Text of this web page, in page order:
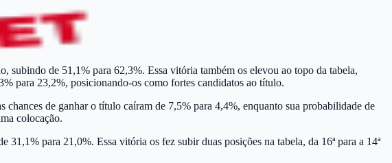
subindo de 51,1% para 62,3%. Essa vitória também os elevou ao topo da tabela,
para 23,2%, posicionando-os como fortes candidatos ao título.
de ganhar o título caíram de 7,5% para 4,4%, enquanto sua probabilidade de
colocação.
para 21,0%. Essa vitória os fez subir duas posições na tabela, da 16ª para a 14ª